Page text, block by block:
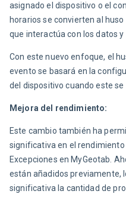
asignado el dispositivo o el
horarios se convierten al
que interactúa con los datos
Con este nuevo enfoque, el
evento se basará en la
del dispositivo cuando este
Mejora del rendimiento:
Este cambio también ha
significativa en el rendimiento
Excepciones en MyGeotab.
están añadidos previamente,
significativa la cantidad de